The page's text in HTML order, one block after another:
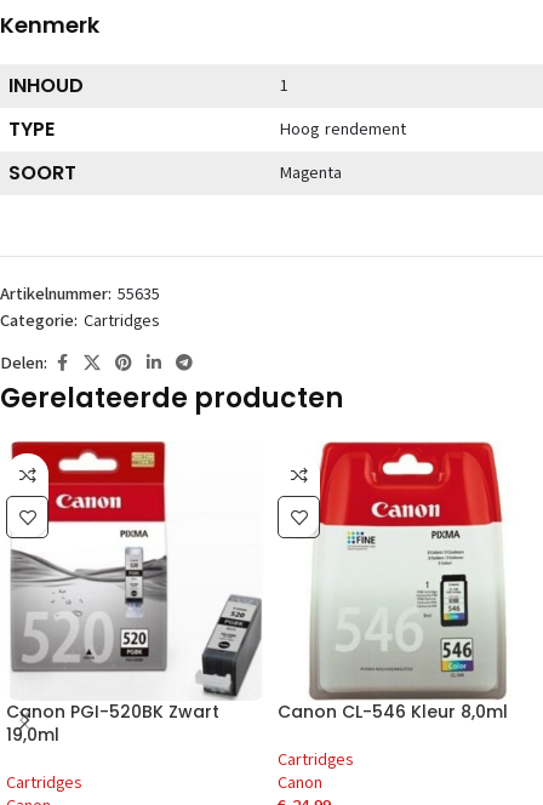
Kenmerk
INHOUD 1
TYPE Hoog rendement
SOORT Magenta
Artikelnummer: 55635
Categorie: Cartridges
Delen:
Gerelateerde producten
Canon PGI-520BK Zwart
19,0ml
Cartridges
Canon CL-546 Kleur 8,0ml
Cartridges
Canon